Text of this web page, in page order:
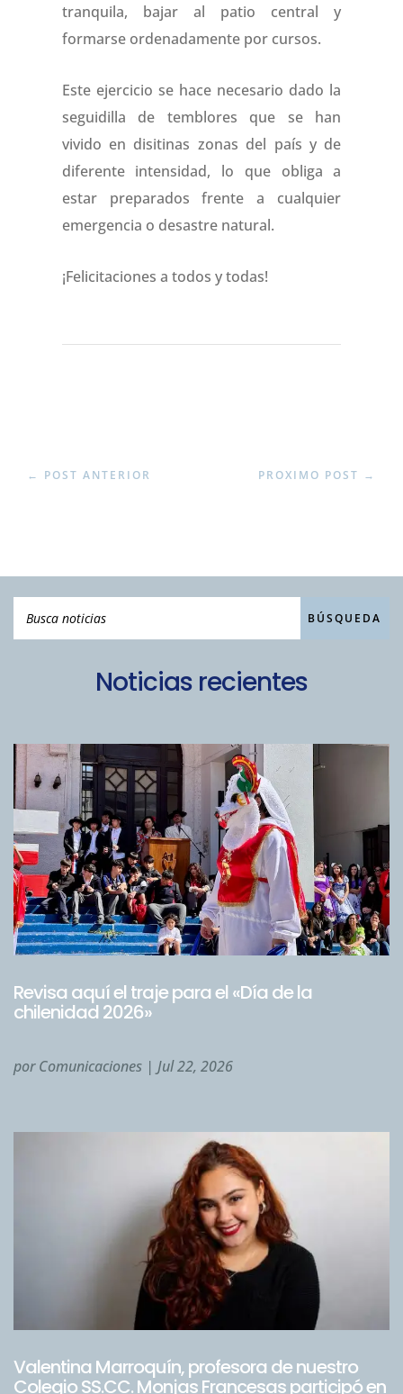
tranquila, bajar al patio central y
formarse ordenadamente por cursos.
Este ejercicio se hace necesario dado la
seguidilla de temblores que se han
vivido en disitinas zonas del país y de
diferente intensidad, lo que obliga a
estar preparados frente a cualquier
emergencia o desastre natural.
¡Felicitaciones a todos y todas!
← POST ANTERIOR PROXIMO POST →
Noticias recientes
Revisa aquí el traje para el «Día de la
chilenidad 2026»
porComunicaciones | Jul 22, 2026
Valentina Marroquín, profesora de nuestro
Colegio SS.CC. Monjas Francesas participó en